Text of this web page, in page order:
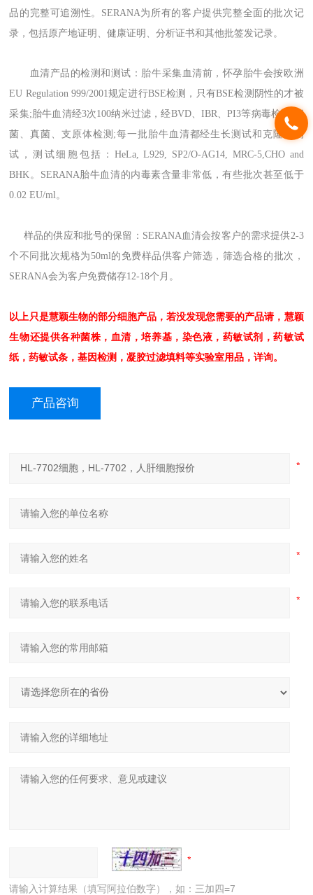
品的完整可追溯性。SERANA为所有的客户提供完整全面的批次记
录，包括原产地证明、健康证明、分析证书和其他批签发记录。
血清产品的检测和测试：胎牛采集血清前，怀孕胎牛会按欧洲
EU Regulation 999/2001规定进行BSE检测，只有BSE检测阴性的才被
采集;胎牛血清经3次100纳米过滤，经BVD、IBR、PI3等病毒检测;细
菌、真菌、支原体检测;每一批胎牛血清都经生长测试和克隆率测
试，测试细胞包括：HeLa, L929, SP2/O-AG14, MRC-5,CHO and
BHK。SERANA胎牛血清的内毒素含量非常低，有些批次甚至低于
0.02 EU/ml。
样品的供应和批号的保留：SERANA血清会按客户的需求提供2-3
个不同批次规格为50ml的免费样品供客户筛选，筛选合格的批次，
SERANA会为客户免费储存12-18个月。
以上只是慧颖生物的部分细胞产品，若没发现您需要的产品请， 慧颖
生物还提供各种菌株，血清，培养基，染色液，药敏试剂，药敏试
纸，药敏试条，基因检测，凝胶过滤填料等实验室用品，详询。
产品咨询
请输入计算结果（填写阿拉伯数字），如：三加四=7